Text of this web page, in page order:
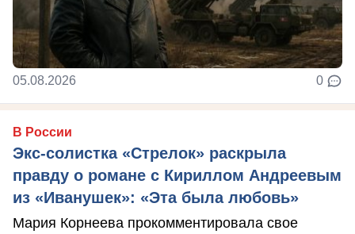
05.08.2026 0
В России
Экс-солистка «Стрелок» раскрыла
правду о романе с Кириллом Андреевым
из «Иванушек»: «Эта была любовь»
Мария Корнеева прокомментировала свое